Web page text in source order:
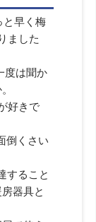
と早く梅
ました
度は聞か
好きで
倒くさい
すること
器具と